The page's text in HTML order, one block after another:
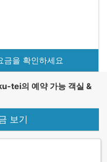
금을 확인하세요
tei의 예약 가능 객실 &
보기